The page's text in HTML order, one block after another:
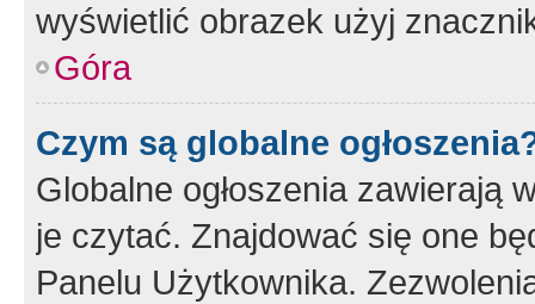
wyświetlić obrazek użyj
Góra
Czym są globalne
Globalne ogłoszenia zawierają
je czytać. Znajdować się one
Panelu Użytkownika.